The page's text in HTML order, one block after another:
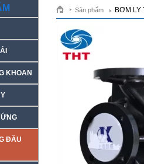
KHOAN
ĐẦU
Sản phẩm BƠM LY